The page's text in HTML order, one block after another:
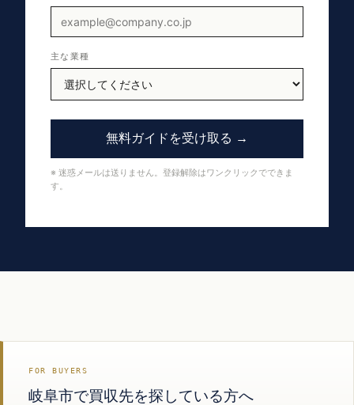
主な業種
無料ガイドを受け取る →
※ 迷惑メールは送りません。登録解除はワンクリックでできま
す。
FOR BUYERS
岐阜市で買収先を探している方へ